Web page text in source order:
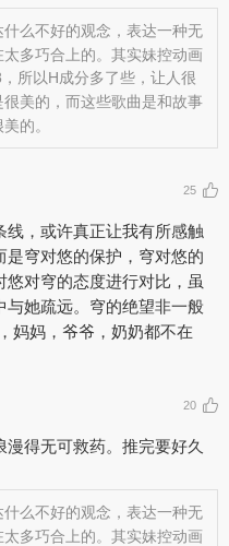
么不好的观念，表达一种无
多巧合上的。其实妹控动画
所以H成分多了些，让人很
美的，而这些歌曲是和故事
的。
25
，或许真正让我有所感触
是穹对悠的保护，穹对悠的
对穹的态度进行对比，虽
与她疏远。穹的绝望非一般
妈妈，爷爷，奶奶都不在
20
漫得无可救药。推完要好久
么不好的观念，表达一种无
多巧合上的。其实妹控动画